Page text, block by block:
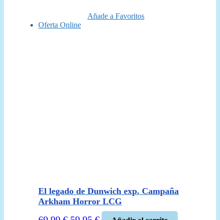
Añade a Favoritos
Oferta Online
El legado de Dunwich exp. Campaña
Arkham Horror LCG